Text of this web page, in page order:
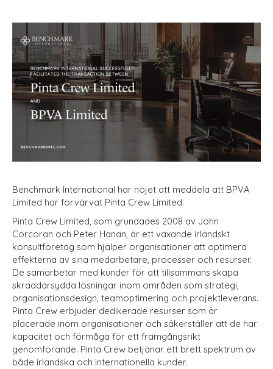
Benchmark International har nöjet att meddela att BPVA
Limited har förvärvat Pinta Crew Limited.
Pinta Crew Limited, som grundades 2008 av John
Corcoran och Peter Hanan, är ett växande irländskt
konsultföretag som hjälper organisationer att optimera
effekterna av sina medarbetare, processer och resurser.
De samarbetar med kunder för att tillsammans skapa
skräddarsydda lösningar inom områden som strategi,
organisationsdesign, teamoptimering och projektleverans.
Pinta Crew erbjuder dedikerade resurser som är
placerade inom organisationer och säkerställer att de har
kapacitet och förmåga för ett framgångsrikt
genomförande. Pinta Crew betjänar ett brett spektrum av
både irländska och internationella kunder.